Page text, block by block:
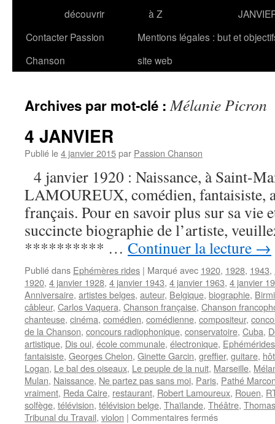
découvrir
à Z
Contacter Passion
Chanson
Mentions légales : but et
site web
Archives par mot-clé :Mélanie Picron
4 JANVIER
Publié le4 janvier 2015par Passion Chanson
4 janvier 1920 : Naissance, à Saint-
LAMOUREUX, comédien, fantaisiste,
français. Pour en savoir plus sur sa vie
succincte biographie de l’artiste,
********** … Continuer la lecture →
Publié dans Ephémères rides | Marqué avec 1920, 1928, 1943,
1920, 4 janvier 1928, 4 janvier 1943, 4 janvier 1963, 4 janvier
Anniversaire, artistes belges, auteur, Belgique, biographie,
câbleur, Carlos Vaquera, Chanson française, Chanson
chanteuse, cinéma, comédien, comédienne, compositeur,
de la Chanson, concours radiophonique, conservatoire, Cuba,
artistique, Dis oui, école communale, électronique, Ephémérides
fantaisiste, Georges Chelon, Ginette Garcin, greffier, guitare,
Logan, Le bal des oiseaux, Le peuple de la nuit, Marseille,
Mulan, Naissance, Ne partez pas sans moi, Paris, Pathé
vraiment, Reda Caire, restaurant, Robert Lamoureux, Rouen,
solfège, télévision, télévision belge, Thaïlande, Théâtre,
Tribunal du Travail, violon | Commentaires ferméssur